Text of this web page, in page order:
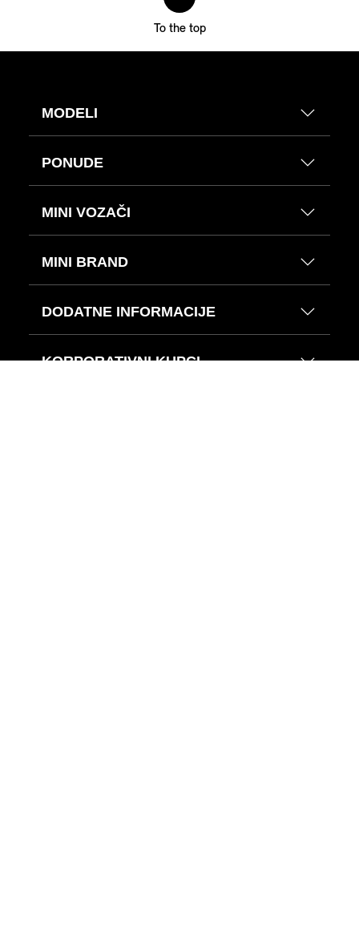
To the top
MODELI
PONUDE
MINI VOZAČI
MINI BRAND
DODATNE INFORMACIJE
KORPORATIVNI KUPCI